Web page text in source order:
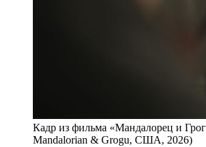
Кадр из фильма «Мандалорец и
Mandalorian & Grogu, США, 2026)